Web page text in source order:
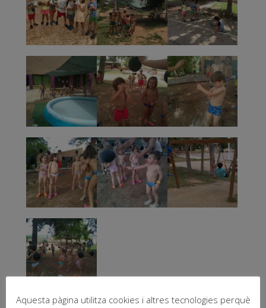
Aquesta pàgina utilitza cookies i altres tecnologies perquè